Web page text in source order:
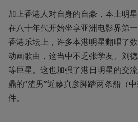
加上香港人对自身的自豪，本土明
在八十年代开始坐享亚洲电影界第
香港乐坛上，许多本港明星翻唱了
动画歌曲，这当中不乏张学友、刘
等巨星。这也加强了港日明星的交
鼎的“渣男”近藤真彦脚踏两条船（
件。